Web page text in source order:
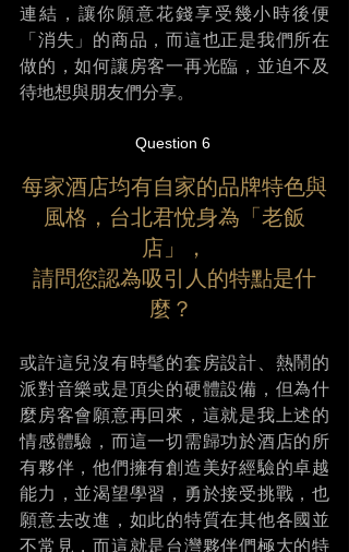
連結，讓你願意花錢享受幾小時後便
「消失」的商品，而這也正是我們所在
做的，如何讓房客一再光臨，並迫不及
待地想與朋友們分享。
Question 6
每家酒店均有自家的品牌特色與
風格，台北君悅身為「老飯
店」，
請問您認為吸引人的特點是什
麼？
或許這兒沒有時髦的套房設計、熱鬧的
派對音樂或是頂尖的硬體設備，但為什
麼房客會願意再回來，這就是我上述的
情感體驗，而這一切需歸功於酒店的所
有夥伴，他們擁有創造美好經驗的卓越
能力，並渴望學習，勇於接受挑戰，也
願意去改進，如此的特質在其他各國並
不常見，而這就是台灣夥伴們極大的特